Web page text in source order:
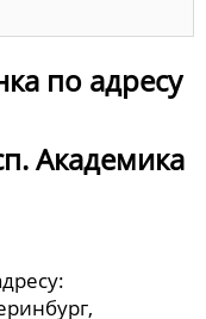
по адресу
Академика